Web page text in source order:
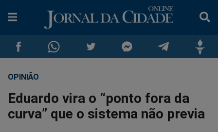
Compartilhar
no
Compartilhar
no
no
no
no
no
OPINIÃO
Eduardo vira o “ponto fora da
curva” que o sistema não previa